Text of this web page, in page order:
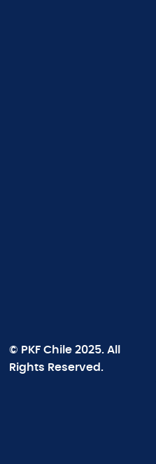
© PKF Chile 2025. All
Rights Reserved.